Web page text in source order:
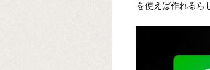
を使えば作れるら